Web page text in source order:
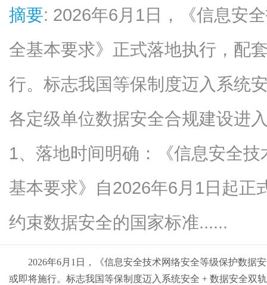
摘要: 2026年6月1日，《信息安
全基本要求》正式落地执行，配
行。标志我国等保制度迈入系统
各定级单位数据安全合规建设进
1、落地时间明确：《信息安全
基本要求》自2026年6月1日起正
约束数据安全的国家标准......
2026年6月 1 日，《信息安全技术网络安全等级保护数据
或即将施行。标志我国等保制度迈入系统安全 + 数据安全双